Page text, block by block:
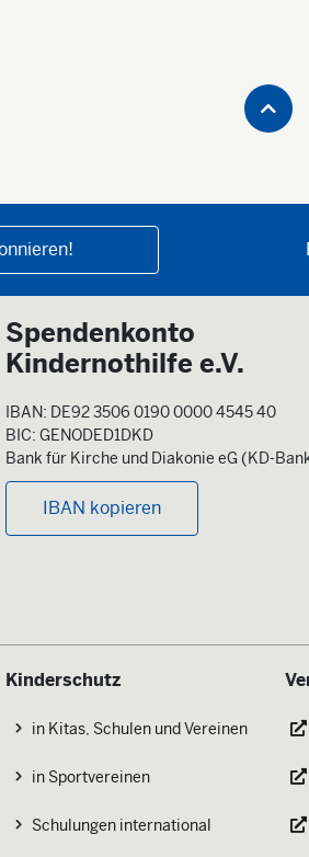
Spendenkonto
Kindernothilfe e.V.
IBAN: DE92 3506 0190 0000 4545 40
BIC: GENODED1DKD
Bank für Kirche und Diakonie eG (KD-
IBAN kopieren
Kinderschutz
in Kitas, Schulen und Vereinen
in Sportvereinen
Schulungen international